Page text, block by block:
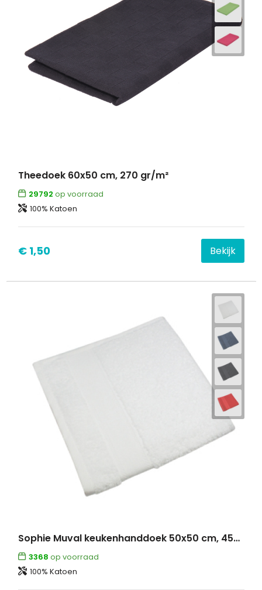
Theedoek 60x50 cm, 270 gr/m²
29792 op voorraad
100% Katoen
€ 1,50 Bekijk
Sophie Muval keukenhanddoek 50x50 cm, 450 gr/m²
3368 op voorraad
100% Katoen